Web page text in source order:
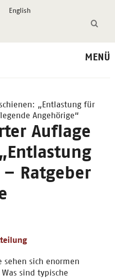
English
MENÜ
„Entlastung für
Angehörige“
Auflage
Ratgeber
sehen sich enormen
sind typische